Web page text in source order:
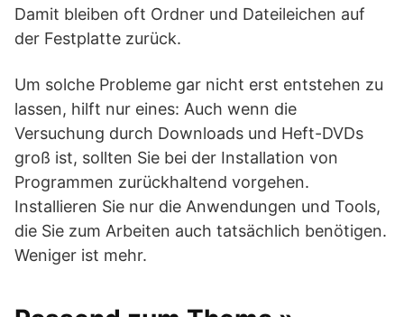
Damit bleiben oft Ordner und Dateileichen auf
der Festplatte zurück.
Um solche Probleme gar nicht erst entstehen zu
lassen, hilft nur eines: Auch wenn die
Versuchung durch Downloads und Heft-DVDs
groß ist, sollten Sie bei der Installation von
Programmen zurückhaltend vorgehen.
Installieren Sie nur die Anwendungen und Tools,
die Sie zum Arbeiten auch tatsächlich benötigen.
Weniger ist mehr.